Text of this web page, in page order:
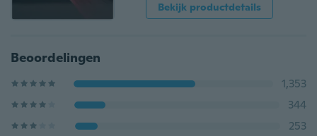
Bekijk productdetails
Beoordelingen
1,353
344
253